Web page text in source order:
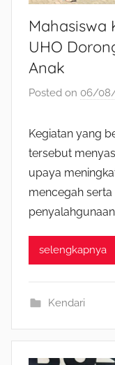
Mahasiswa
UHO
Anak
Posted on 06/
Kegiatan yang
tersebut
upaya
mencegah
selengkapnya
Kendari